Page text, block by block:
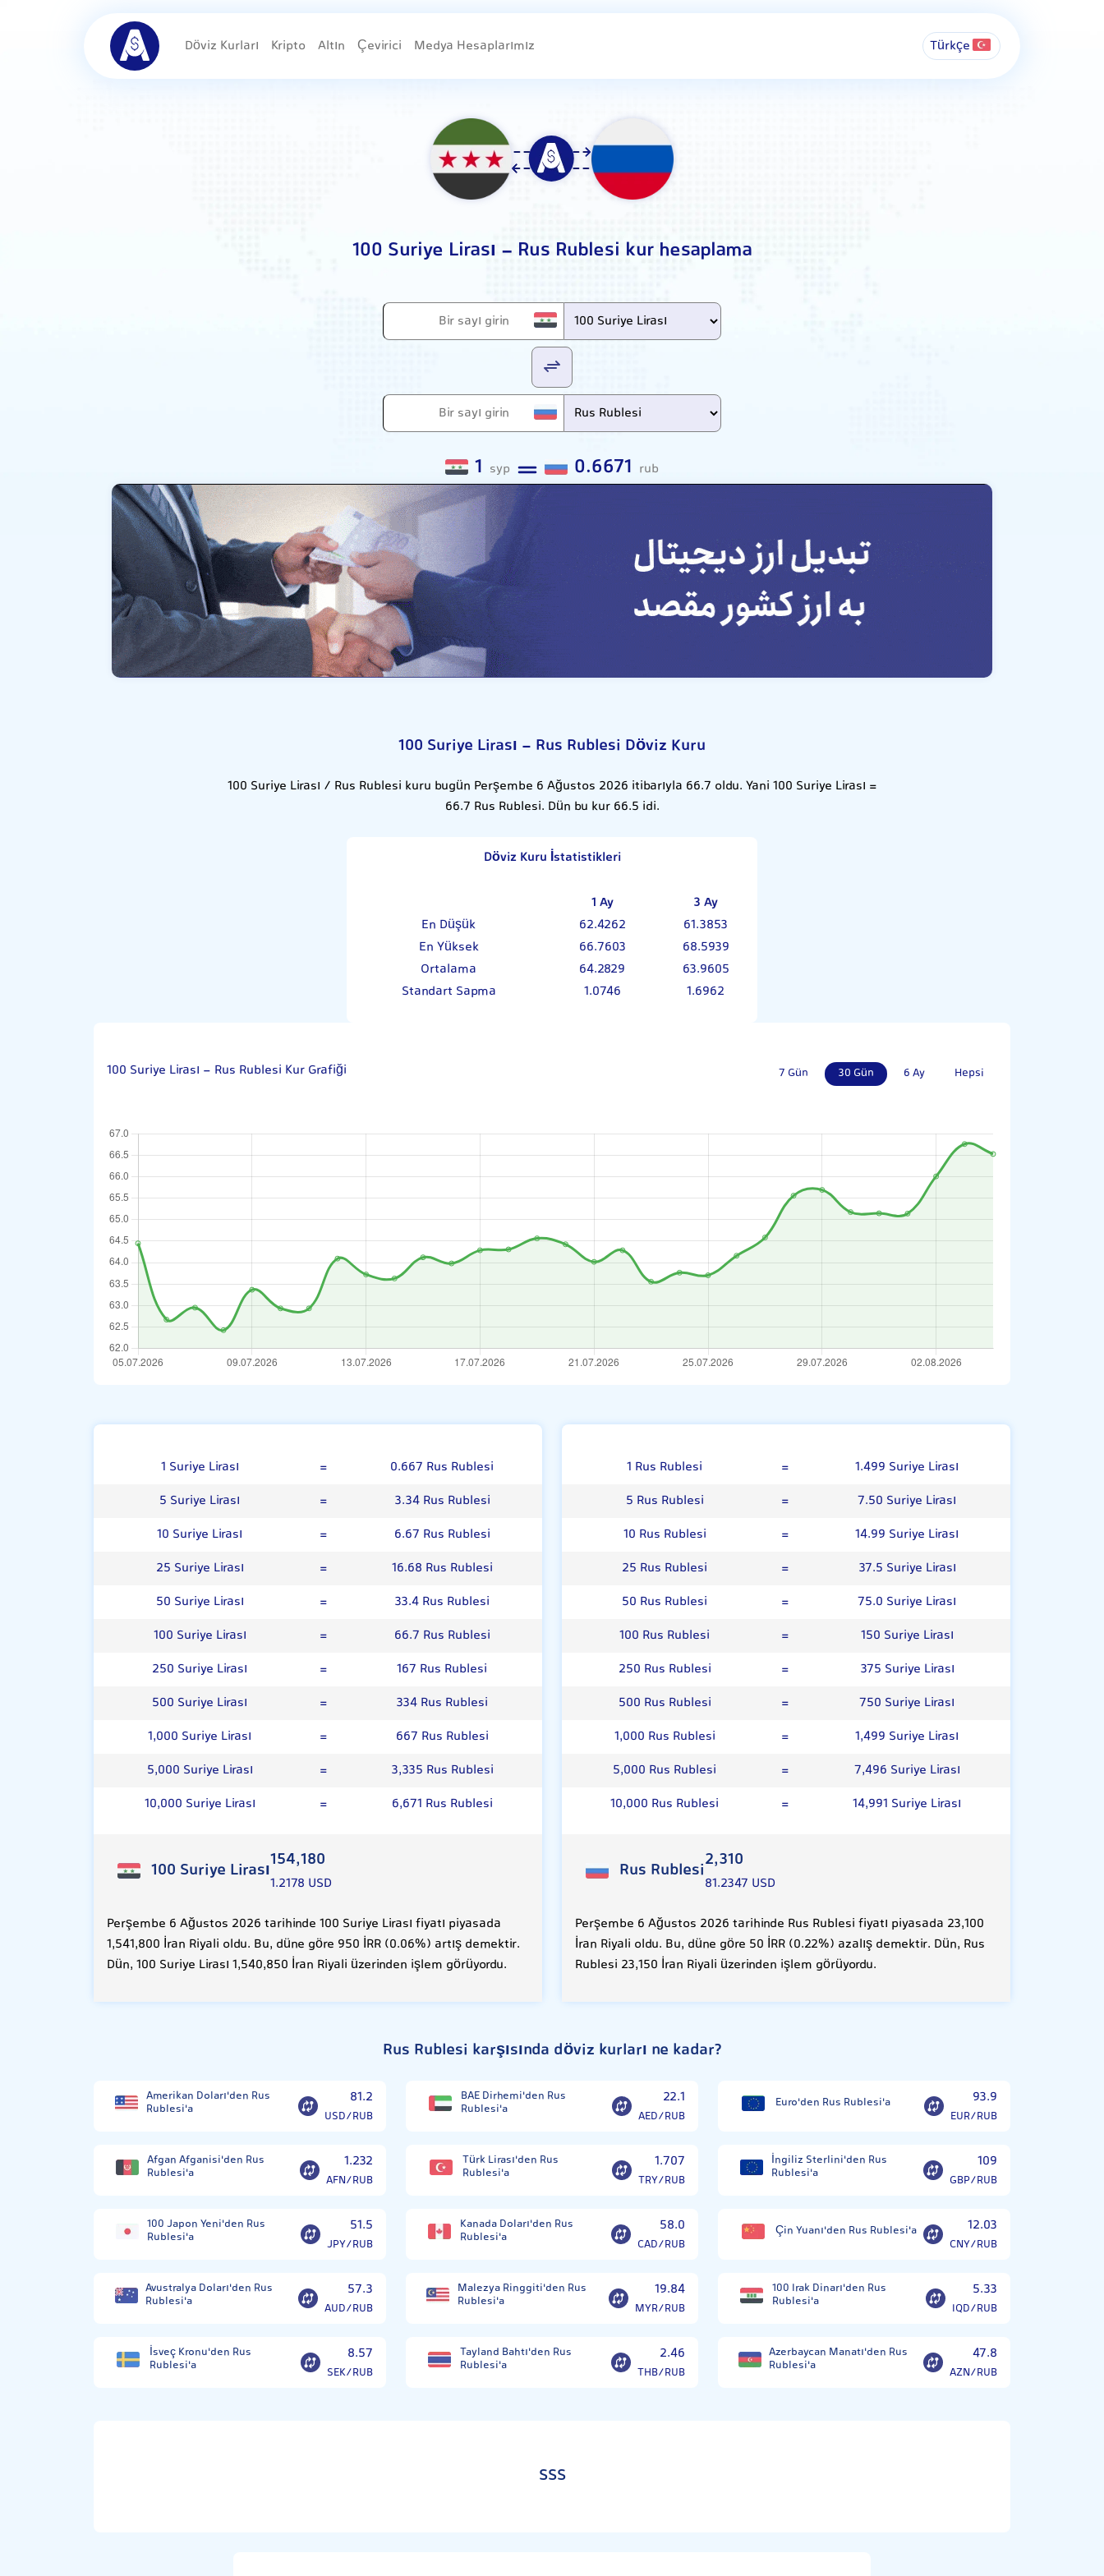
Döviz Kurları Kripto Altın Çevirici Medya Hesaplarımız Türkçe
100 Suriye Lirası - Rus Rublesi kur hesaplama
1 syp 0.6671 rub
100 Suriye Lirası - Rus Rublesi Döviz Kuru
100 Suriye Lirası / Rus Rublesi kuru bugün Perşembe 6 Ağustos 2026 itibarıyla 66.7 oldu. Yani 100 Suriye Lirası =
66.7 Rus Rublesi. Dün bu kur 66.5 idi.
Döviz Kuru İstatistikleri
1 Ay
3 Ay
En Düşük
62.4262
61.3853
En Yüksek
66.7603
68.5939
Ortalama
64.2829
63.9605
Standart Sapma
1.0746 1.6962
100 Suriye Lirası - Rus Rublesi Kur Grafiği 7 Gün 30 Gün 6 Ay Hepsi
1 Suriye Lirası =
0.667 Rus Rublesi
5 Suriye Lirası
=
3.34 Rus Rublesi
10 Suriye Lirası
=
6.67 Rus Rublesi
25 Suriye Lirası
=
16.68 Rus Rublesi
50 Suriye Lirası
=
33.4 Rus Rublesi
100 Suriye Lirası
=
66.7 Rus Rublesi
250 Suriye Lirası
=
167 Rus Rublesi
500 Suriye Lirası
=
334 Rus Rublesi
1,000 Suriye Lirası
=
667 Rus Rublesi
5,000 Suriye Lirası
=
3,335 Rus Rublesi
10,000 Suriye Lirası
= 6,671 Rus Rublesi
100 Suriye Lirası154,180
1.2178 USD
Perşembe 6 Ağustos 2026 tarihinde 100 Suriye Lirası fiyatı piyasada
1,541,800 İran Riyali oldu. Bu, düne göre 950 İRR (0.06%) artış demektir.
Dün, 100 Suriye Lirası 1,540,850 İran Riyali üzerinden işlem görüyordu.
1 Rus Rublesi =
1.499 Suriye Lirası
5 Rus Rublesi
=
7.50 Suriye Lirası
10 Rus Rublesi
=
14.99 Suriye Lirası
25 Rus Rublesi
=
37.5 Suriye Lirası
50 Rus Rublesi
=
75.0 Suriye Lirası
100 Rus Rublesi
=
150 Suriye Lirası
250 Rus Rublesi
=
375 Suriye Lirası
500 Rus Rublesi
=
750 Suriye Lirası
1,000 Rus Rublesi
=
1,499 Suriye Lirası
5,000 Rus Rublesi
=
7,496 Suriye Lirası
10,000 Rus Rublesi
= 14,991 Suriye Lirası
Rus Rublesi2,310
81.2347 USD
Perşembe 6 Ağustos 2026 tarihinde Rus Rublesi fiyatı piyasada 23,100
İran Riyali oldu. Bu, düne göre 50 İRR (0.22%) azalış demektir. Dün, Rus
Rublesi 23,150 İran Riyali üzerinden işlem görüyordu.
Rus Rublesi karşısında döviz kurları ne kadar?
Amerikan Doları'den Rus
Rublesi'a
81.2
USD/RUB
BAE Dirhemi'den Rus
Rublesi'a
22.1
AED/RUB
Euro'den Rus Rublesi'a 93.9
EUR/RUB
Afgan Afganisi'den Rus
Rublesi'a
1.232
AFN/RUB
Türk Lirası'den Rus
Rublesi'a
1.707
TRY/RUB
İngiliz Sterlini'den Rus
Rublesi'a
109
GBP/RUB
100 Japon Yeni'den Rus
Rublesi'a
51.5
JPY/RUB
Kanada Doları'den Rus
Rublesi'a
58.0
CAD/RUB
Çin Yuanı'den Rus Rublesi'a 12.03
CNY/RUB
Avustralya Doları'den Rus
Rublesi'a
57.3
AUD/RUB
Malezya Ringgiti'den Rus
Rublesi'a
19.84
MYR/RUB
100 Irak Dinarı'den Rus
Rublesi'a
5.33
IQD/RUB
İsveç Kronu'den Rus
Rublesi'a
8.57
SEK/RUB
Tayland Bahtı'den Rus
Rublesi'a
2.46
THB/RUB
Azerbaycan Manatı'den Rus
Rublesi'a
47.8
AZN/RUB
SSS